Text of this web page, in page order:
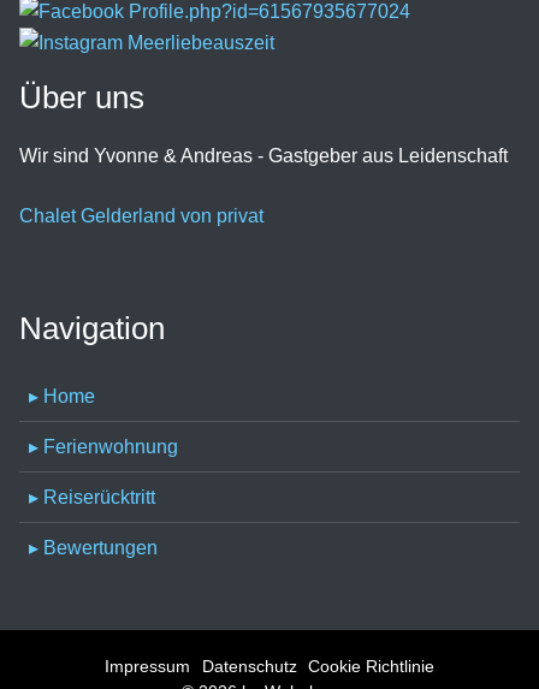
Über uns
Wir sind Yvonne & Andreas - Gastgeber aus Leidenschaft
Chalet Gelderland von privat
Navigation
▸ Home
▸ Ferienwohnung
▸ Reiserücktritt
▸ Bewertungen
Impressum Datenschutz Cookie Richtlinie